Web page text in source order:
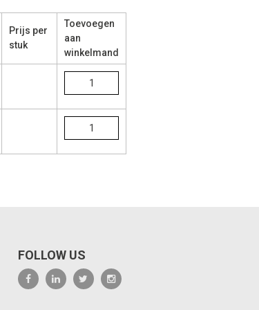
Prijs per
stuk
Toevoegen
aan
winkelmand
FOLLOW US